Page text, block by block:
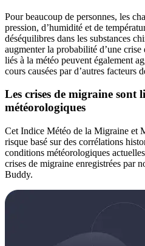
Pour beaucoup de personnes, les
pression, d’humidité et de
déséquilibres dans les substances
augmenter la probabilité d’une
liés à la météo peuvent également
cours causées par d’autres facteurs
Les crises de migraine sont
météorologiques
Cet Indice Météo de la Migraine et
risque basé sur des corrélations
conditions météorologiques
crises de migraine enregistrées par
Buddy.